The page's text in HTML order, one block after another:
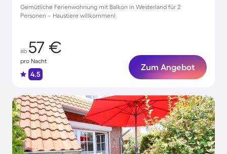
Gemütliche Ferienwohnung mit Balkon in Westerland für 2
Personen – Haustiere willkommen!
ab 57 €
pro Nacht
4.5
Zum Angebot